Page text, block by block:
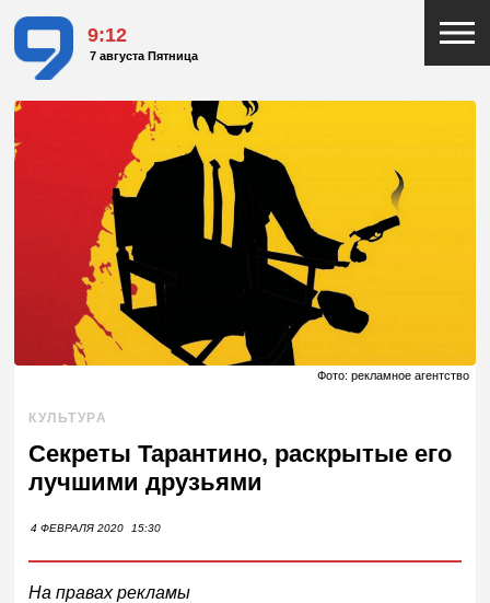
9:12
7 августа Пятница
Фото: рекламное агентство
КУЛЬТУРА
Секреты Тарантино, раскрытые его
лучшими друзьями
4 ФЕВРАЛЯ 2020 15:30
На правах рекламы